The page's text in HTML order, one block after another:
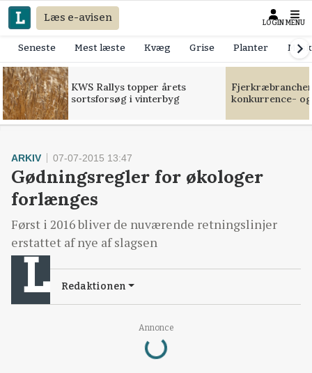
Læs e-avisen LOGIN MENU
Seneste Mest læste Kvæg Grise Planter
KWS Rallys topper årets
sortsforsøg i vinterbyg
konkurrence-
Annonce
Loading...
ARKIV 07-07-2015 13:47
Gødningsregler for økologer
forlænges
Først i 2016 bliver de nuværende retningslinjer
erstattet af nye af slagsen
Redaktionen